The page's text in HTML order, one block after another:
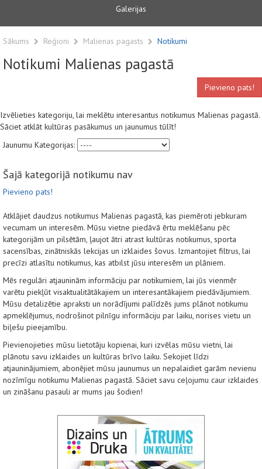
Galerijas
Sākums Reģioni Malienas pagasts Notikumi
Notikumi Malienas pagastā
Pievieno pats!
Izvēlieties kategoriju, lai meklētu interesantus notikumus Malienas pagastā.
Sāciet atklāt kultūras pasākumus un jaunumus tūlīt!
Jaunumu Kategorijas:
Šajā kategorijā notikumu nav
Pievieno pats!
Atklājiet daudzus notikumus Malienas pagastā, kas piemēroti jebkuram
vecumam un interesēm. Mūsu vietne piedāvā ērtu meklēšanu pēc
kategorijām un pilsētām, ļaujot ātri atrast kultūras notikumus, sporta
sacensības, zinātniskās lekcijas un izklaides šovus. Izmantojiet filtrus, lai
precīzi atlasītu notikumus, kas atbilst jūsu interesēm un plāniem.
Mēs regulāri atjauninām informāciju par notikumiem, lai jūs vienmēr
varētu piekļūt visaktualitātākajiem un interesantākajiem piedāvājumiem.
Mūsu detalizētie apraksti un norādījumi palīdzēs jums plānot notikumu
apmeklējumus, nodrošinot pilnīgu informāciju par laiku, norises vietu un
biļešu pieejamību.
Pievienojieties mūsu lietotāju kopienai, kuri izvēlas mūsu vietni, lai
plānotu savu izklaides un kultūras brīvo laiku. Sekojiet līdzi
atjauninājumiem, abonējiet mūsu jaunumus un nepalaidiet garām nevienu
nozīmīgu notikumu Malienas pagastā. Sāciet savu ceļojumu caur izklaides
un zināšanu pasauli ar mums jau šodien!